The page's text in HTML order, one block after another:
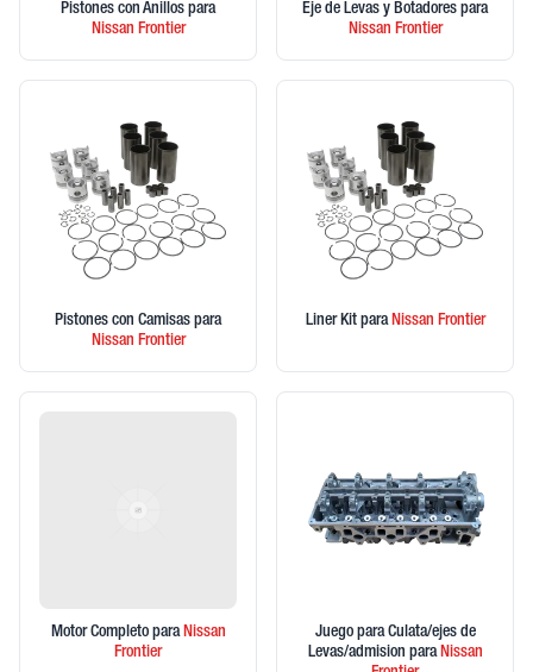
Pistones con Anillos para
Nissan Frontier
Eje de Levas y Botadores para
Nissan Frontier
Pistones con Camisas para
Nissan Frontier
Liner Kit paraNissan Frontier
Motor Completo paraNissan
Frontier
Juego para Culata/ejes de
Levas/admision paraNissan